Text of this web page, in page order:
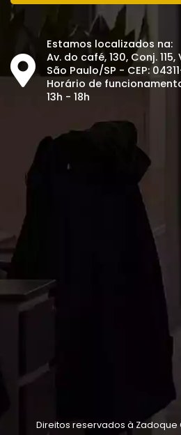
Estamos localizados na:
Av. do café, 130, Conj.
São Paulo/SP - CEP:
Horário de
13h - 18h
Direitos reservados à